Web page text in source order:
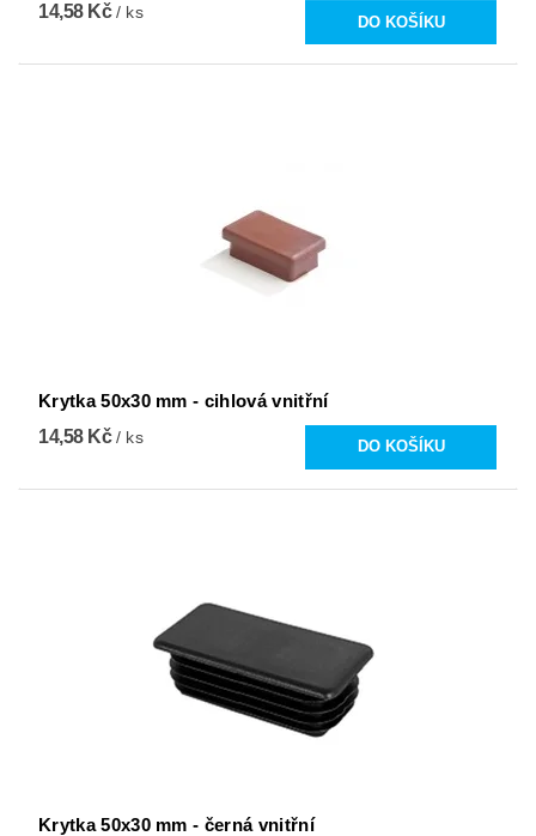
14,58 Kč/ ks
Krytka 50x30 mm - cihlová vnitřní
14,58 Kč/ ks
Krytka 50x30 mm - černá vnitřní